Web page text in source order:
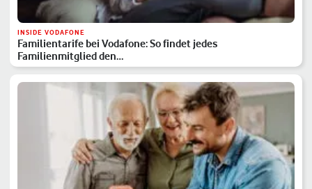
INSIDE VODAFONE
Familientarife bei Vodafone: So findet jedes
Familienmitglied den…